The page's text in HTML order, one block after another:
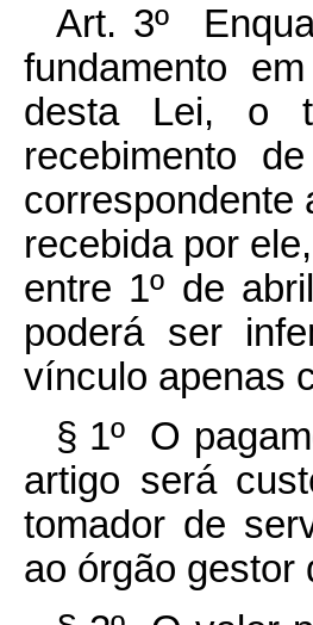
Art. 3º
fundamento
desta Lei, o
recebimento
correspondente
recebida por
entre 1º de
poderá ser
vínculo apenas
§ 1º O
artigo será
tomador de
ao órgão gestor